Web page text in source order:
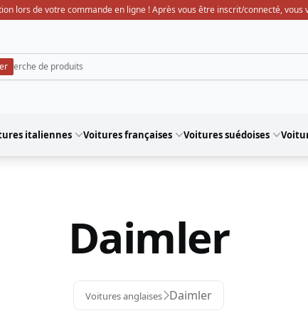
lors de votre commande en ligne ! Après vous être inscrit/connecté,
italiennes Voitures françaises Voitures suédoises
Daimler
Voitures anglaises Daimler